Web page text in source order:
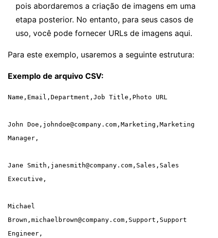
pois abordaremos a criação de imagens em uma
etapa posterior. No entanto, para seus casos de
uso, você pode fornecer URLs de imagens aqui.
Para este exemplo, usaremos a seguinte estrutura:
Exemplo de arquivo CSV:
Name,Email,Department,Job Title,Photo URL
John Doe,johndoe@company.com,Marketing,Marketing
Manager,
Jane Smith,janesmith@company.com,Sales,Sales
Executive,
Michael
Brown,michaelbrown@company.com,Support,Support
Engineer,